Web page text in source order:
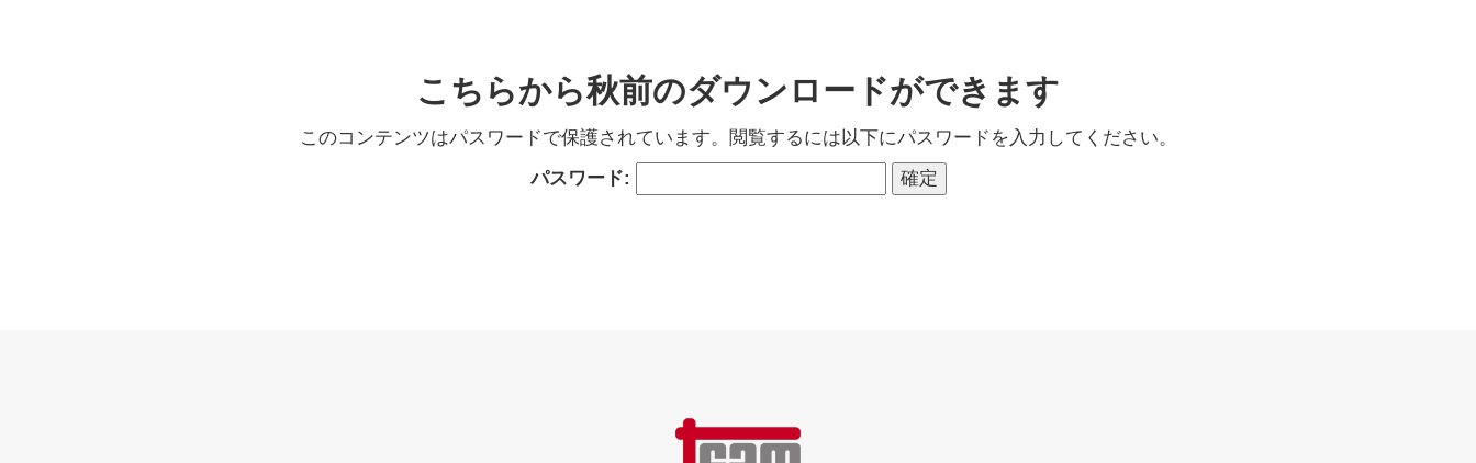
こちらから秋前のダウンロードができます
このコンテンツはパスワードで保護されています。閲覧するには以下にパスワードを入力してください。
パスワード: